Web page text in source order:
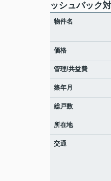
ッシュバック
物件名
価格
管理/共益費
築年月
総戸数
所在地
交通